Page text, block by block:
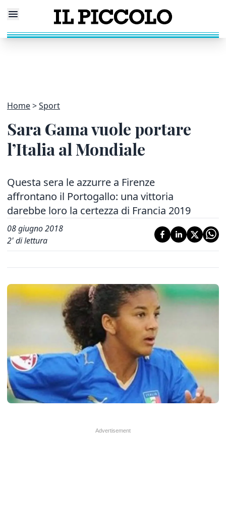
Home Sport
Sara Gama vuole portare
l’Italia al Mondiale
Questa sera le azzurre a Firenze
affrontano il Portogallo: una vittoria
darebbe loro la certezza di Francia 2019
08 giugno 2018
2' di lettura